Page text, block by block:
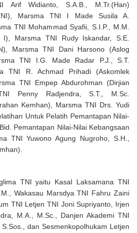
Arif Widianto, S.A.B., M.Tr.(Han)
Marsma TNI I Made Susila A.
TNI Mohammad Syafii, S.I.P., M.M.
I), Marsma TNI Rudy Iskandar, S.E.
Marsma TNI Dani Harsono (Aslog
TNI I.G. Made Radar P.J., S.T.
TNI R. Achmad Prihadi (Askomlek
TNI Empep Abdurohman (Dirjian
Penny Radjendra, S.T., M.Sc.
Kemhan), Marsma TNI Drs. Yudi
Untuk Pelatih Pemantapan Nilai-
Pemantapan Nilai-Nilai Kebangsaan
TNI Yuwono Agung Nugroho, S.H.,
TNI yaitu Kasal Laksamana TNI
Wakasau Marsdya TNI Fahru Zaini
TNI Letjen TNI Joni Supriyanto, Irjen
M.A., M.Sc., Danjen Akademi TNI
dan Sesmenkopolhukam Letjen